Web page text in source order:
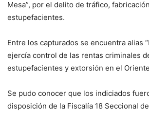
Mesa”, por el delito de tráfico,
estupefacientes.
Entre los capturados se encuentra alias
ejercía control de las rentas criminales
estupefacientes y extorsión en el
Se pudo conocer que los indiciados
disposición de la Fiscalía 18 Seccional